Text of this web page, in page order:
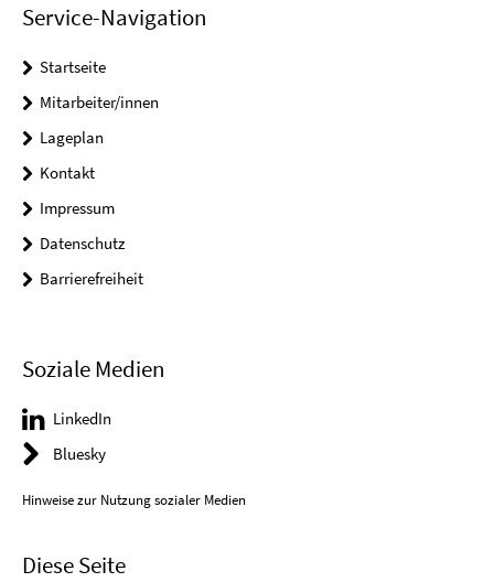
Service-Navigation
Startseite
Mitarbeiter/innen
Lageplan
Kontakt
Impressum
Datenschutz
Barrierefreiheit
Soziale Medien
LinkedIn
Bluesky
Hinweise zur Nutzung sozialer Medien
Diese Seite